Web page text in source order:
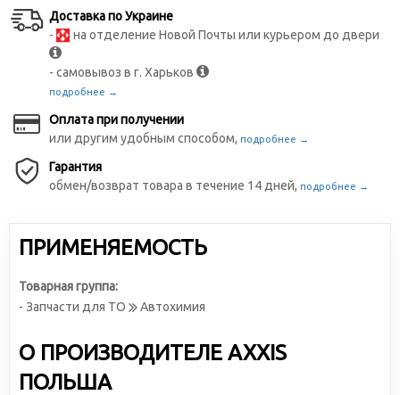
Доставка по Украине
-
на отделение Новой Почты или курьером до двери
- самовывоз в г. Харьков
подробнее →
Оплата при получении
или другим удобным способом, подробнее →
Гарантия
обмен/возврат товара в течение 14 дней, подробнее →
ПРИМЕНЯЕМОСТЬ
Товарная группа:
- Запчасти для ТО
Автохимия
О ПРОИЗВОДИТЕЛЕ AXXIS
ПОЛЬША